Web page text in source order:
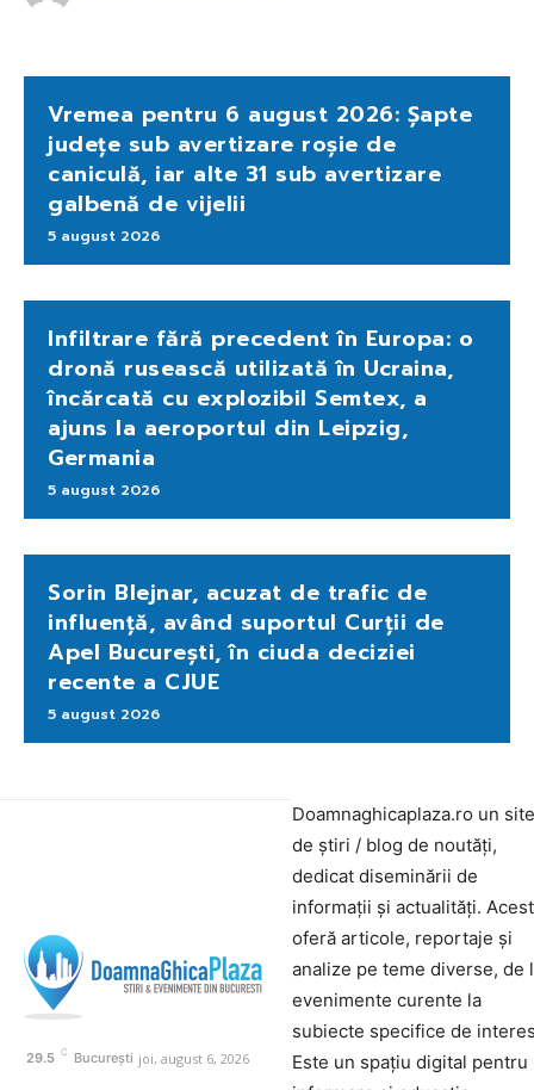
Vremea pentru 6 august 2026: Șapte
județe sub avertizare roșie de
caniculă, iar alte 31 sub avertizare
galbenă de vijelii
5 august 2026
Infiltrare fără precedent în Europa: o
dronă rusească utilizată în Ucraina,
încărcată cu explozibil Semtex, a
ajuns la aeroportul din Leipzig,
Germania
5 august 2026
Sorin Blejnar, acuzat de trafic de
influență, având suportul Curții de
Apel București, în ciuda deciziei
recente a CJUE
5 august 2026
29.5 C București joi, august 6, 2026
Doamnaghicaplaza.ro un site
de știri / blog de noutăți,
dedicat diseminării de
informații și actualități.
oferă articole, reportaje și
analize pe teme diverse, de
evenimente curente la
subiecte specifice de
Este un spațiu digital pentru